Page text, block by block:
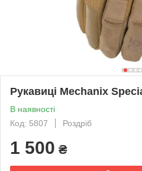
Рукавиці Mechanix
В наявності
Код: 5807
Роздріб
1 500 ₴